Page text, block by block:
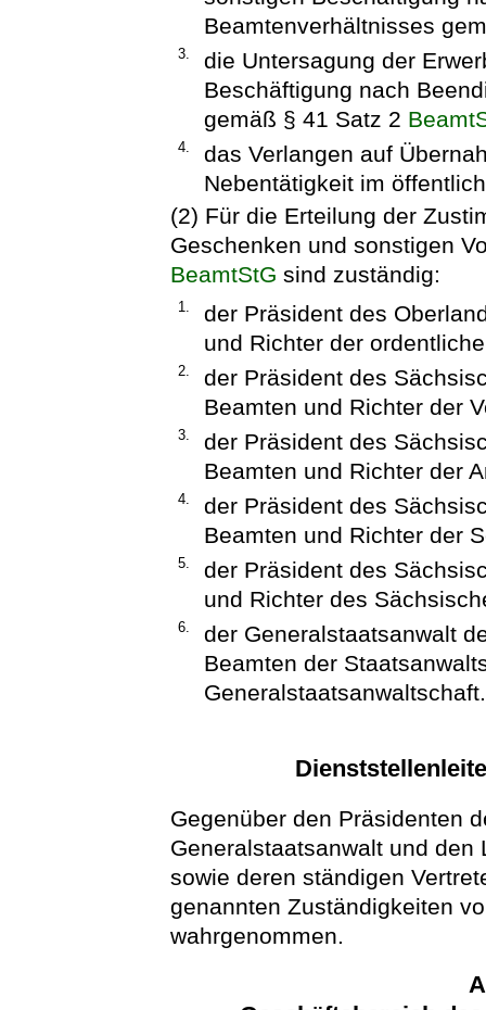
Beamtenverhältnisses
3.
die Untersagung der
Beschäftigung nach
gemäß § 41 Satz 2
4.
das Verlangen auf
Nebentätigkeit im
(2) Für die Erteilung der
Geschenken und sonstigen
BeamtStG sind zuständig:
1.
der Präsident des
und Richter der
2.
der Präsident des
Beamten und Richter der
3.
der Präsident des
Beamten und Richter der
4.
der Präsident des
Beamten und Richter der
5.
der Präsident des
und Richter des
6.
der Generalstaatsanwalt
Beamten der
Generalstaatsanwaltschaft.
Gegenüber den Präsidenten
Generalstaatsanwalt und
sowie deren ständigen
genannten Zuständigkeiten
wahrgenommen.